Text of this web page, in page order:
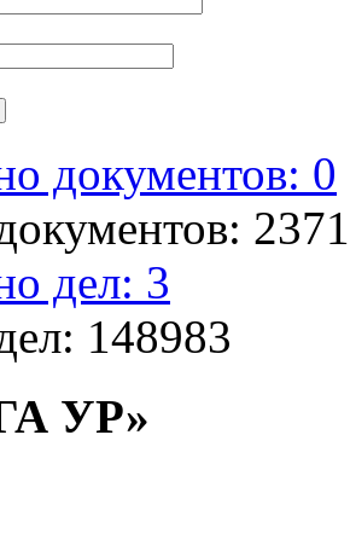
документов: 0
дел: 3
148983
УР»